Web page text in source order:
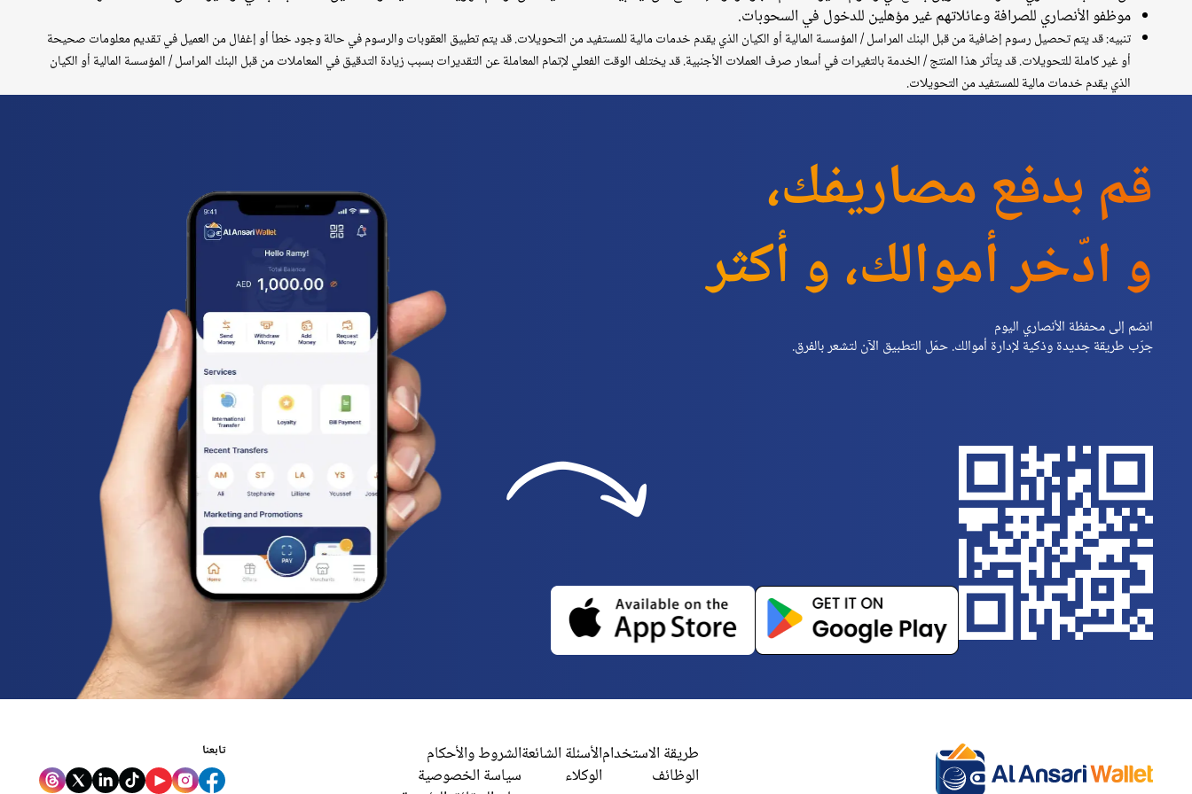
موظفو الأنصاري للصرافة وعائلاتهم غير مؤهلين للدخول في السحوبات.
تنبيه: قد يتم تحصيل رسوم إضافية من قبل البنك المراسل / المؤسسة المالية أو الكيان الذي يقدم خدمات مالية للمستفيد من التحويلات. قد يتم تطبيق العقوبات والرسوم في حالة وجود خطأ أو إغفال من العميل في تقديم معلومات صحيحة
أو غير كاملة للتحويلات. قد يتأثر هذا المنتج / الخدمة بالتغيرات في أسعار صرف العملات الأجنبية. قد يختلف الوقت الفعلي لإتمام المعاملة عن التقديرات بسبب زيادة التدقيق في المعاملات من قبل البنك المراسل / المؤسسة المالية أو الكيان
الذي يقدم خدمات مالية للمستفيد من التحويلات.
قم بدفع مصاريفك،
و ادّخر أموالك، و أكثر
انضم إلى محفظة الأنصاري اليوم
جرّب طريقة جديدة وذكية لإدارة أموالك. حمّل التطبيق الآن لتشعر بالفرق.
طريقة الاستخدام
الوظائف
الأسئلة الشائعة
الوكلاء
الشروط والأحكام
سياسة الخصوصية
تابعنا